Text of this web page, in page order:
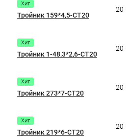
Хит
Тройник 159*4,5-СТ20
20
Хит
Тройник 1-48,3*2,6-СТ20
20
Хит
Тройник 273*7-СТ20
20
Хит
Тройник 219*6-СТ20
20